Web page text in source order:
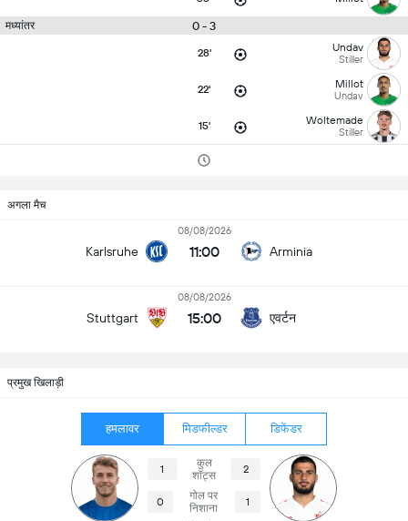
मध्यांतर 0 - 3
28' Undav
Stiller
22' Millot
Undav
15' Woltemade
Stiller
अगला मैच
Karlsruhe
08/08/2026
11:00 Arminia
Stuttgart
08/08/2026
15:00 एवर्टन
प्रमुख खिलाड़ी
हमलावर मिडफील्डर डिफेंडर
1
कुल
शॉट्स
2
0
गोल पर
निशाना
1